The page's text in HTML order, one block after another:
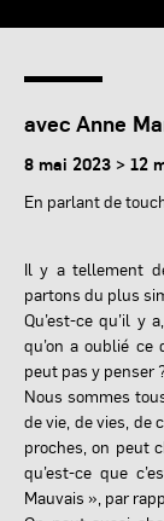
avec Anne
8 mai 2023 > 12
En parlant de
Il y a tellement
partons du plus
Qu’est-ce qu’il y
qu’on a oublié ce
peut pas y penser
Nous sommes
de vie, de vies, de
proches, on peut
qu’est-ce que
Mauvais », par